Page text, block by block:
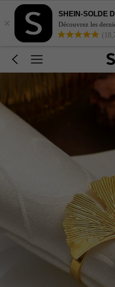
×
SHEIN-SOLDE
Découvrez les